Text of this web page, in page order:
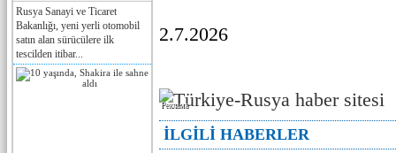
Rusya Sanayi ve Ticaret
Bakanlığı, yeni yerli otomobil
satın alan sürücülere ilk
tescilden itibar...
2.7.2026
Реклама
İLGİLİ HABERLER